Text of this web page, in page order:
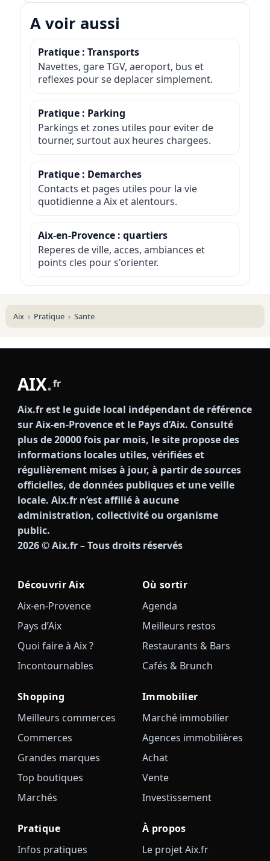
A voir aussi
Pratique : Transports
Navettes, gare TGV, aeroport, bus et
reflexes pour se deplacer simplement.
Pratique : Parking
Parkings et zones utiles pour eviter de
tourner, surtout aux heures chargees.
Pratique : Demarches
Contacts et pages utiles pour la vie
quotidienne a Aix et alentours.
Aix-en-Provence : quartiers
Reperes de ville, acces, ambiances et
points cles pour s'orienter.
Aix Pratique Sante
AIX.fr
Aix.fr est le guide local indépendant de référence
sur Aix-en-Provence et le Pays d’Aix. Consulté
plus de 20000 fois par mois, le site propose des
informations locales utiles, vérifiées et
régulièrement mises à jour, à partir de sources
officielles, de données publiques et une veille
locale. Aix.fr n’est affilié à aucune
administration, collectivité ou organisme
public.
2026© Aix.fr – Tous droits réservés
Découvrir Aix
Aix-en-Provence
Pays d’Aix
Quoi faire à Aix ?
Incontournables
Où sortir
Agenda
Meilleurs restos
Restaurants & Bars
Cafés & Brunch
Shopping
Meilleurs commerces
Commerces
Grandes marques
Top boutiques
Marchés
Immobilier
Marché immobilier
Agences immobilières
Achat
Vente
Investissement
Pratique
Infos pratiques
À propos
Le projet Aix.fr